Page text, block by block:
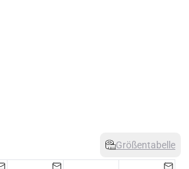
Größentabelle